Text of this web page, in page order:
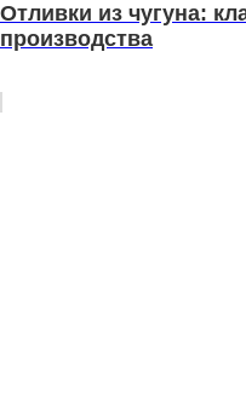
Отливки из чугуна:
производства